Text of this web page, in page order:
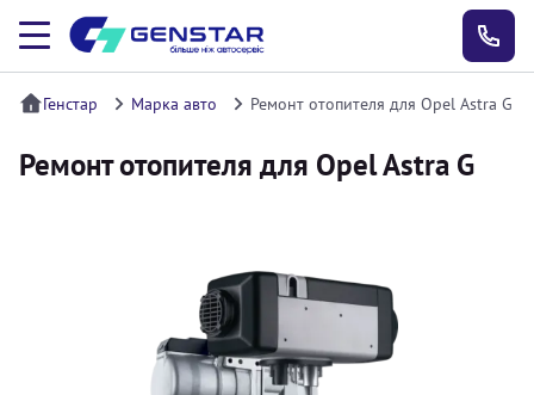
Генстар Марка авто Ремонт отопителя для Opel Astra G
Ремонт отопителя для Opel Astra G